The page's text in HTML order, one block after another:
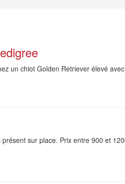
un chiot Golden Retriever élevé
sur place. Prix entre 900 et